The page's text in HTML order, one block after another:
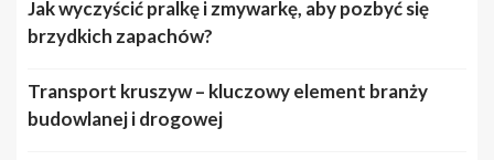
Jak wyczyścić pralkę i zmywarkę, aby pozbyć się
brzydkich zapachów?
Transport kruszyw – kluczowy element branży
budowlanej i drogowej